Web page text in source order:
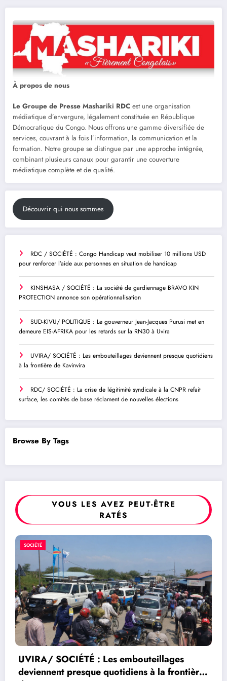
À propos de nous
Le Groupe de Presse Mashariki RDC est une organisation
médiatique d’envergure, légalement constituée en République
Démocratique du Congo. Nous offrons une gamme diversifiée de
services, couvrant à la fois l’information, la communication et la
formation. Notre groupe se distingue par une approche intégrée,
combinant plusieurs canaux pour garantir une couverture
médiatique complète et de qualité.
Découvrir qui nous sommes
RDC / SOCIÉTÉ : Congo Handicap veut mobiliser 10 millions USD
pour renforcer l’aide aux personnes en situation de handicap
KINSHASA / SOCIÉTÉ : La société de gardiennage BRAVO KIN
PROTECTION annonce son opérationnalisation
SUD-KIVU/ POLITIQUE : Le gouverneur Jean-Jacques Purusi met en
demeure EIS-AFRIKA pour les retards sur la RN30 à Uvira
UVIRA/ SOCIÉTÉ : Les embouteillages deviennent presque quotidiens
à la frontière de Kavinvira
RDC/ SOCIÉTÉ : La crise de légitimité syndicale à la CNPR refait
surface, les comités de base réclament de nouvelles élections
Browse By Tags
VOUS LES AVEZ PEUT-ÊTRE
RATÉS
SOCIÉTÉ